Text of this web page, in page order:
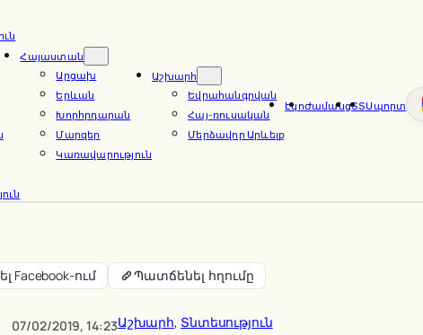
Հայաստան
Արցախ
Երևան
Խորհրդարան
Մարզեր
Կառավարություն
Աշխարհ
Եվրահանգրվան
Հայ-ռուսական
Մերձավոր Արևելք
ԷկոԺամանցՏՏՍպորտ
Facebook-ում Պատճենել հղումը
07/02/2019, 14:23Աշխարհ, Տնտեսություն